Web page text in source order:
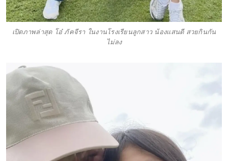
เปิดภาพล่าสุด โอ๋ ภัคจีรา ในงานโรงเรียนลูกสาว น้องเเสนดี สวยกินกัน
ไม่ลง